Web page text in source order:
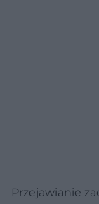
Przejawianie